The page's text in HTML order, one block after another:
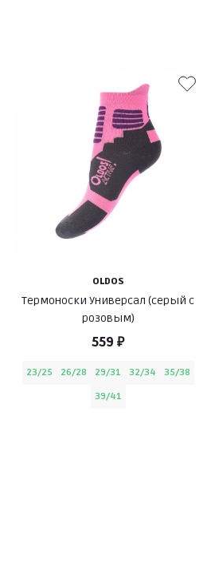
OLDOS
Термоноски Универсал (серый с
розовым)
559 ₽
23/25 26/28 29/31 32/34
35/38
39/41